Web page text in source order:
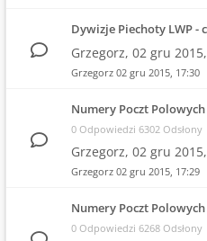
Dywizje Piechoty LWP -
Grzegorz, 02 gru
Grzegorz 02 gru 2015, 17:30
Numery Poczt
0 Odpowiedzi 6302 Odsłony
Grzegorz, 02 gru
Grzegorz 02 gru 2015, 17:29
Numery Poczt
0 Odpowiedzi 6268 Odsłony